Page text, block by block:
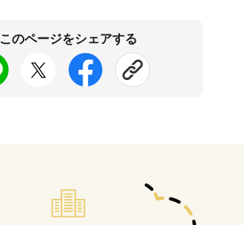
このページをシェアする